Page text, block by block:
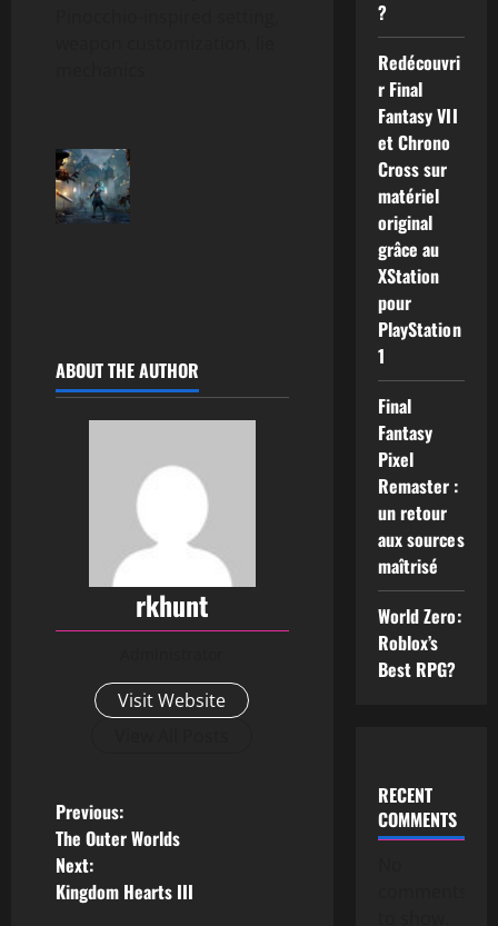
ABOUT THE AUTHOR
rkhunt
Visit Website
Previous:
The Outer Worlds
Next:
Kingdom Hearts III
?
Redécouvri
r Final
Fantasy VII
et Chrono
Cross sur
matériel
original
grâce au
XStation
pour
PlayStation
1
Final
Fantasy
Pixel
Remaster :
un retour
aux sources
maîtrisé
World Zero:
Roblox’s
Best RPG?
RECENT
COMMENTS